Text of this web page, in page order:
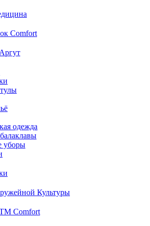
Comfort
одежда
уборы
Культуры
Comfort